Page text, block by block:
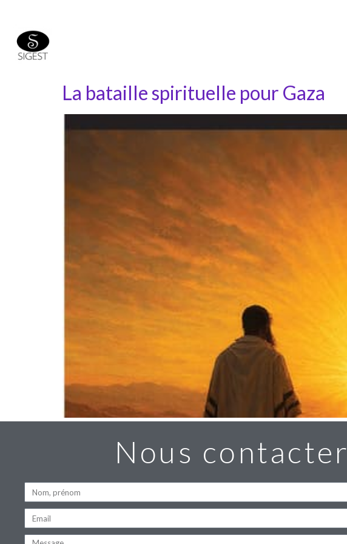
La bataille spirituelle pour Gaza
Nous contacter